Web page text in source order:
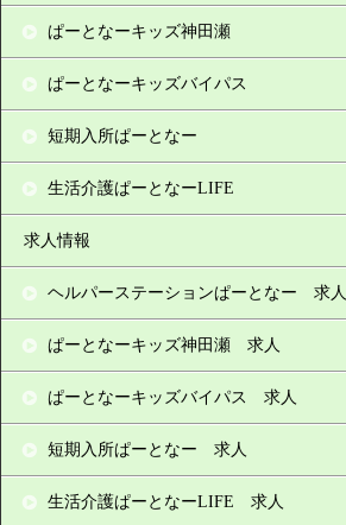
ぱーとなーキッズ神田瀬
ぱーとなーキッズバイパス
短期入所ぱーとなー
生活介護ぱーとなーLIFE
求人情報
ヘルパーステーションぱーとなー 求人
ぱーとなーキッズ神田瀬 求人
ぱーとなーキッズバイパス 求人
短期入所ぱーとなー 求人
生活介護ぱーとなーLIFE 求人